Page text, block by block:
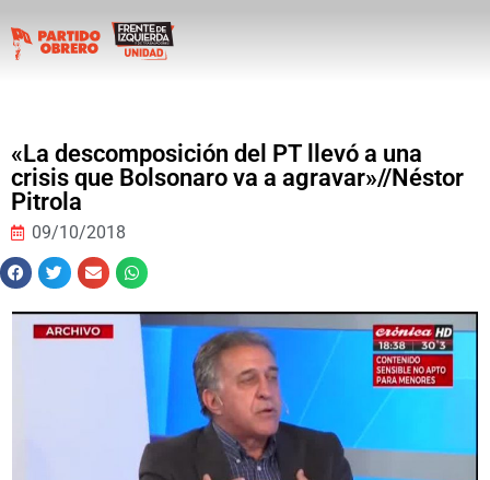
«La descomposición del PT llevó a una
crisis que Bolsonaro va a agravar»//Néstor
Pitrola
09/10/2018